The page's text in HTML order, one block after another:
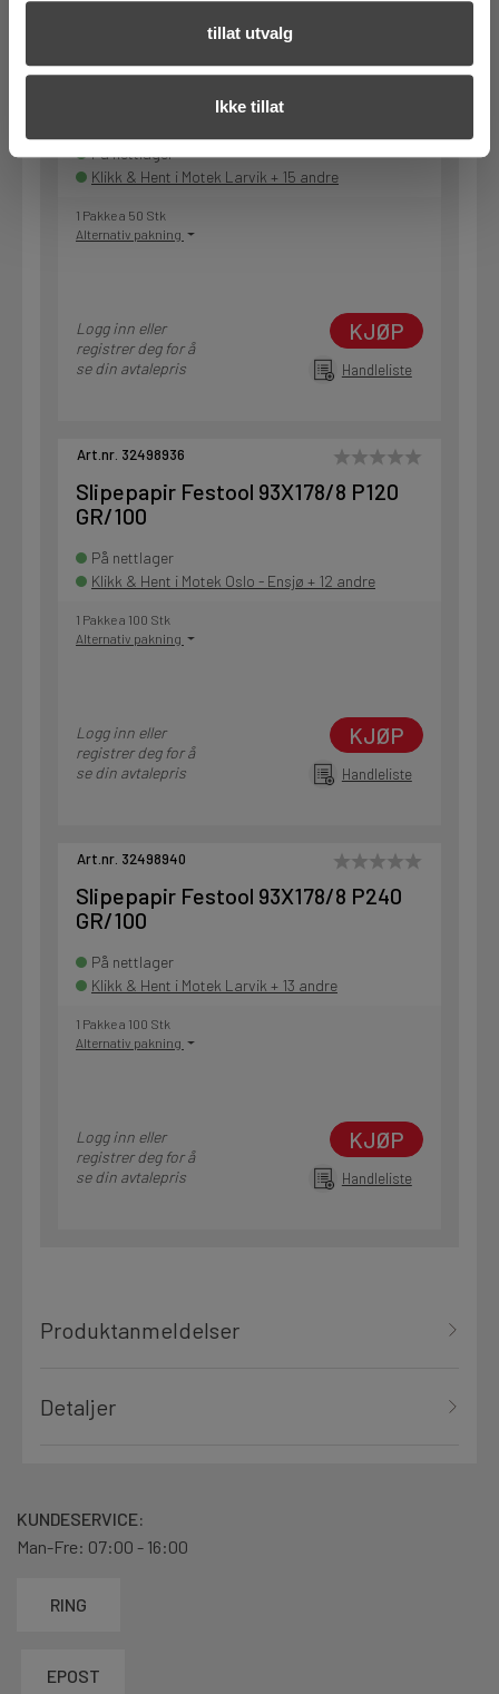
tillat utvalg
Ikke tillat
På nettlager
Klikk & Hent i Motek Larvik + 15 andre
1 Pakke a 50 Stk
Alternativ pakning
Logg inn eller
registrer deg for å
se din avtalepris
KJØP
Handleliste
Art.nr. 32498936
Slipepapir Festool 93X178/8 P120
GR/100
På nettlager
Klikk & Hent i Motek Oslo - Ensjø + 12 andre
1 Pakke a 100 Stk
Alternativ pakning
Logg inn eller
registrer deg for å
se din avtalepris
KJØP
Handleliste
Art.nr. 32498940
Slipepapir Festool 93X178/8 P240
GR/100
På nettlager
Klikk & Hent i Motek Larvik + 13 andre
1 Pakke a 100 Stk
Alternativ pakning
Logg inn eller
registrer deg for å
se din avtalepris
KJØP
Handleliste
Produktanmeldelser
Detaljer
KUNDESERVICE:
Man-Fre: 07:00 - 16:00
RING
EPOST